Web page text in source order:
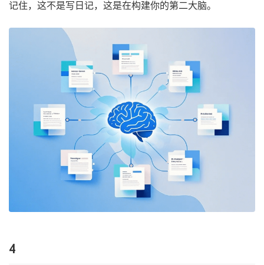
记住，这不是写日记，这是在构建你的第二大脑。
4